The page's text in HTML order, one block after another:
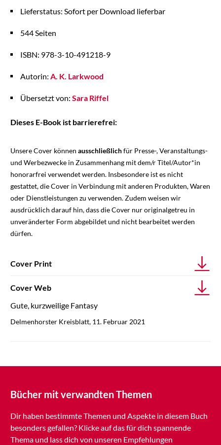
Übersetzt von: Sara Riffel
Lieferstatus: Sofort per Download lieferbar
ISBN: 978-3-10-491218-9
544 Seiten
Autorin: A. K. Larkwood
Dieses E-Book ist barrierefrei:
Unsere Cover können ausschließlichfür Presse-, Veranstaltungs-
und Werbezwecke in Zusammenhang mit dem/r Titel/Autor*in
honorarfrei verwendet werden. Insbesondere ist es nicht
gestattet, die Cover in Verbindung mit anderen Produkten, Waren
oder Dienstleistungen zu verwenden. Zudem weisen wir
ausdrücklich darauf hin, dass die Cover nur originalgetreu in
unveränderter Form abgebildet und nicht bearbeitet werden
dürfen.
Cover Print
Cover Web
Gute, kurzweilige Fantasy
Delmenhorster Kreisblatt, 11. Februar 2021
Bücher mit verwandten Themen
Dir haben bestimmte Themen und Aspekte in diesem Buch
besonders gefallen? Klicke auf das für dich spannende
Thema und lass dich von unseren Empfehlungen